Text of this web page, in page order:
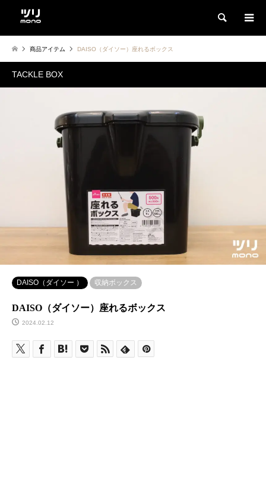
検索
商品アイテム DAISO（ダイソー）座れるボックス
TACKLE BOX
DAISO（ダイソー ） 収納ボックス
DAISO（ダイソー）座れるボックス
2024.02.12